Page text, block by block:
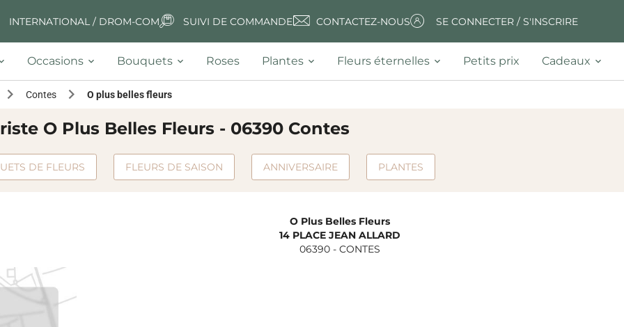
INTERNATIONAL / DROM-COM SUIVI DE COMMANDE CONTACTEZ-NOUS SE CONNECTER / S'INSCRIRE
Occasions Bouquets Roses Plantes Fleurs éternelles Petits prix Cadeaux
Contes O plus belles fleurs
O Plus Belles Fleurs - 06390 Contes
DE FLEURS FLEURS DE SAISON ANNIVERSAIRE PLANTES
O Plus Belles Fleurs
14 PLACE JEAN ALLARD
06390 - CONTES